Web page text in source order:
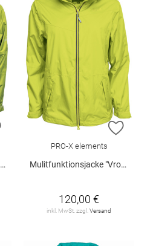
ZUR WUNSCHLISTE HINZUFÜGEN
ZUR
PRO-X elements
Mulitfunktionsjacke "Vroni"
120,00 €
inkl. MwSt. zzgl. Versand